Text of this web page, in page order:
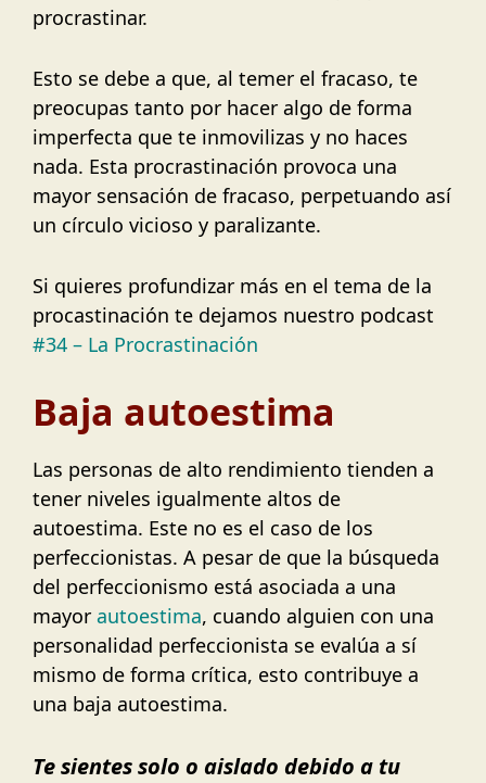
procrastinar.
Esto se debe a que, al temer el fracaso, te
preocupas tanto por hacer algo de forma
imperfecta que te inmovilizas y no haces
nada. Esta procrastinación provoca una
mayor sensación de fracaso, perpetuando así
un círculo vicioso y paralizante.
Si quieres profundizar más en el tema de la
procastinación te dejamos nuestro podcast
#34 – La Procrastinación
Baja autoestima
Las personas de alto rendimiento tienden a
tener niveles igualmente altos de
autoestima. Este no es el caso de los
perfeccionistas. A pesar de que la búsqueda
del perfeccionismo está asociada a una
mayor autoestima, cuando alguien con una
personalidad perfeccionista se evalúa a sí
mismo de forma crítica, esto contribuye a
una baja autoestima.
Te sientes solo o aislado debido a tu